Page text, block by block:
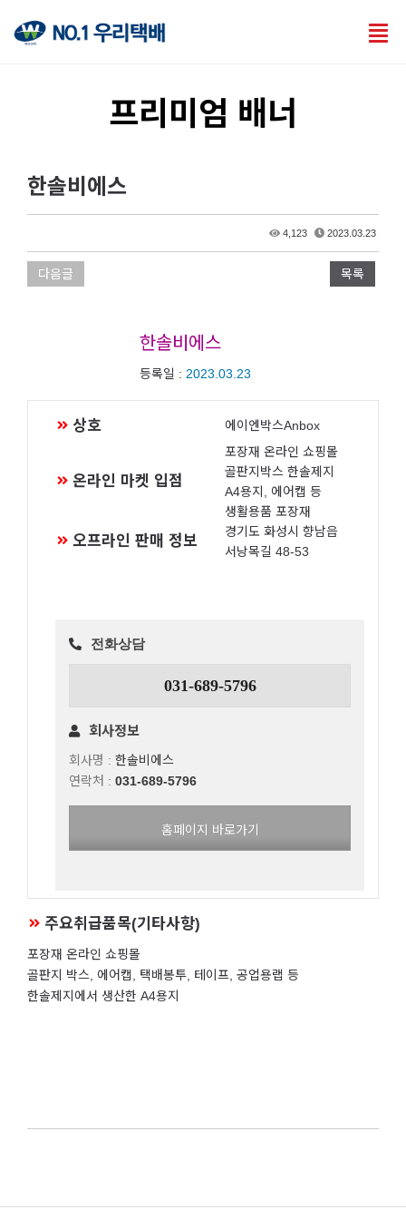
프리미엄 배너
한솔비에스
4,123 2023.03.23
다음글 목록
한솔비에스
등록일 : 2023.03.23
상호 에이엔박스Anbox
온라인 마켓 입점
포장재 온라인 쇼핑몰
골판지박스 한솔제지
A4용지, 에어캡 등
생활용품 포장재
오프라인 판매 정보
경기도 화성시 향남읍
서낭목길 48-53
전화상담
031-689-5796
회사정보
회사명 : 한솔비에스
연락처 : 031-689-5796
홈페이지 바로가기
주요취급품목(기타사항)
포장재 온라인 쇼핑몰
골판지 박스, 에어캡, 택배봉투, 테이프, 공업용랩 등
한솔제지에서 생산한 A4용지